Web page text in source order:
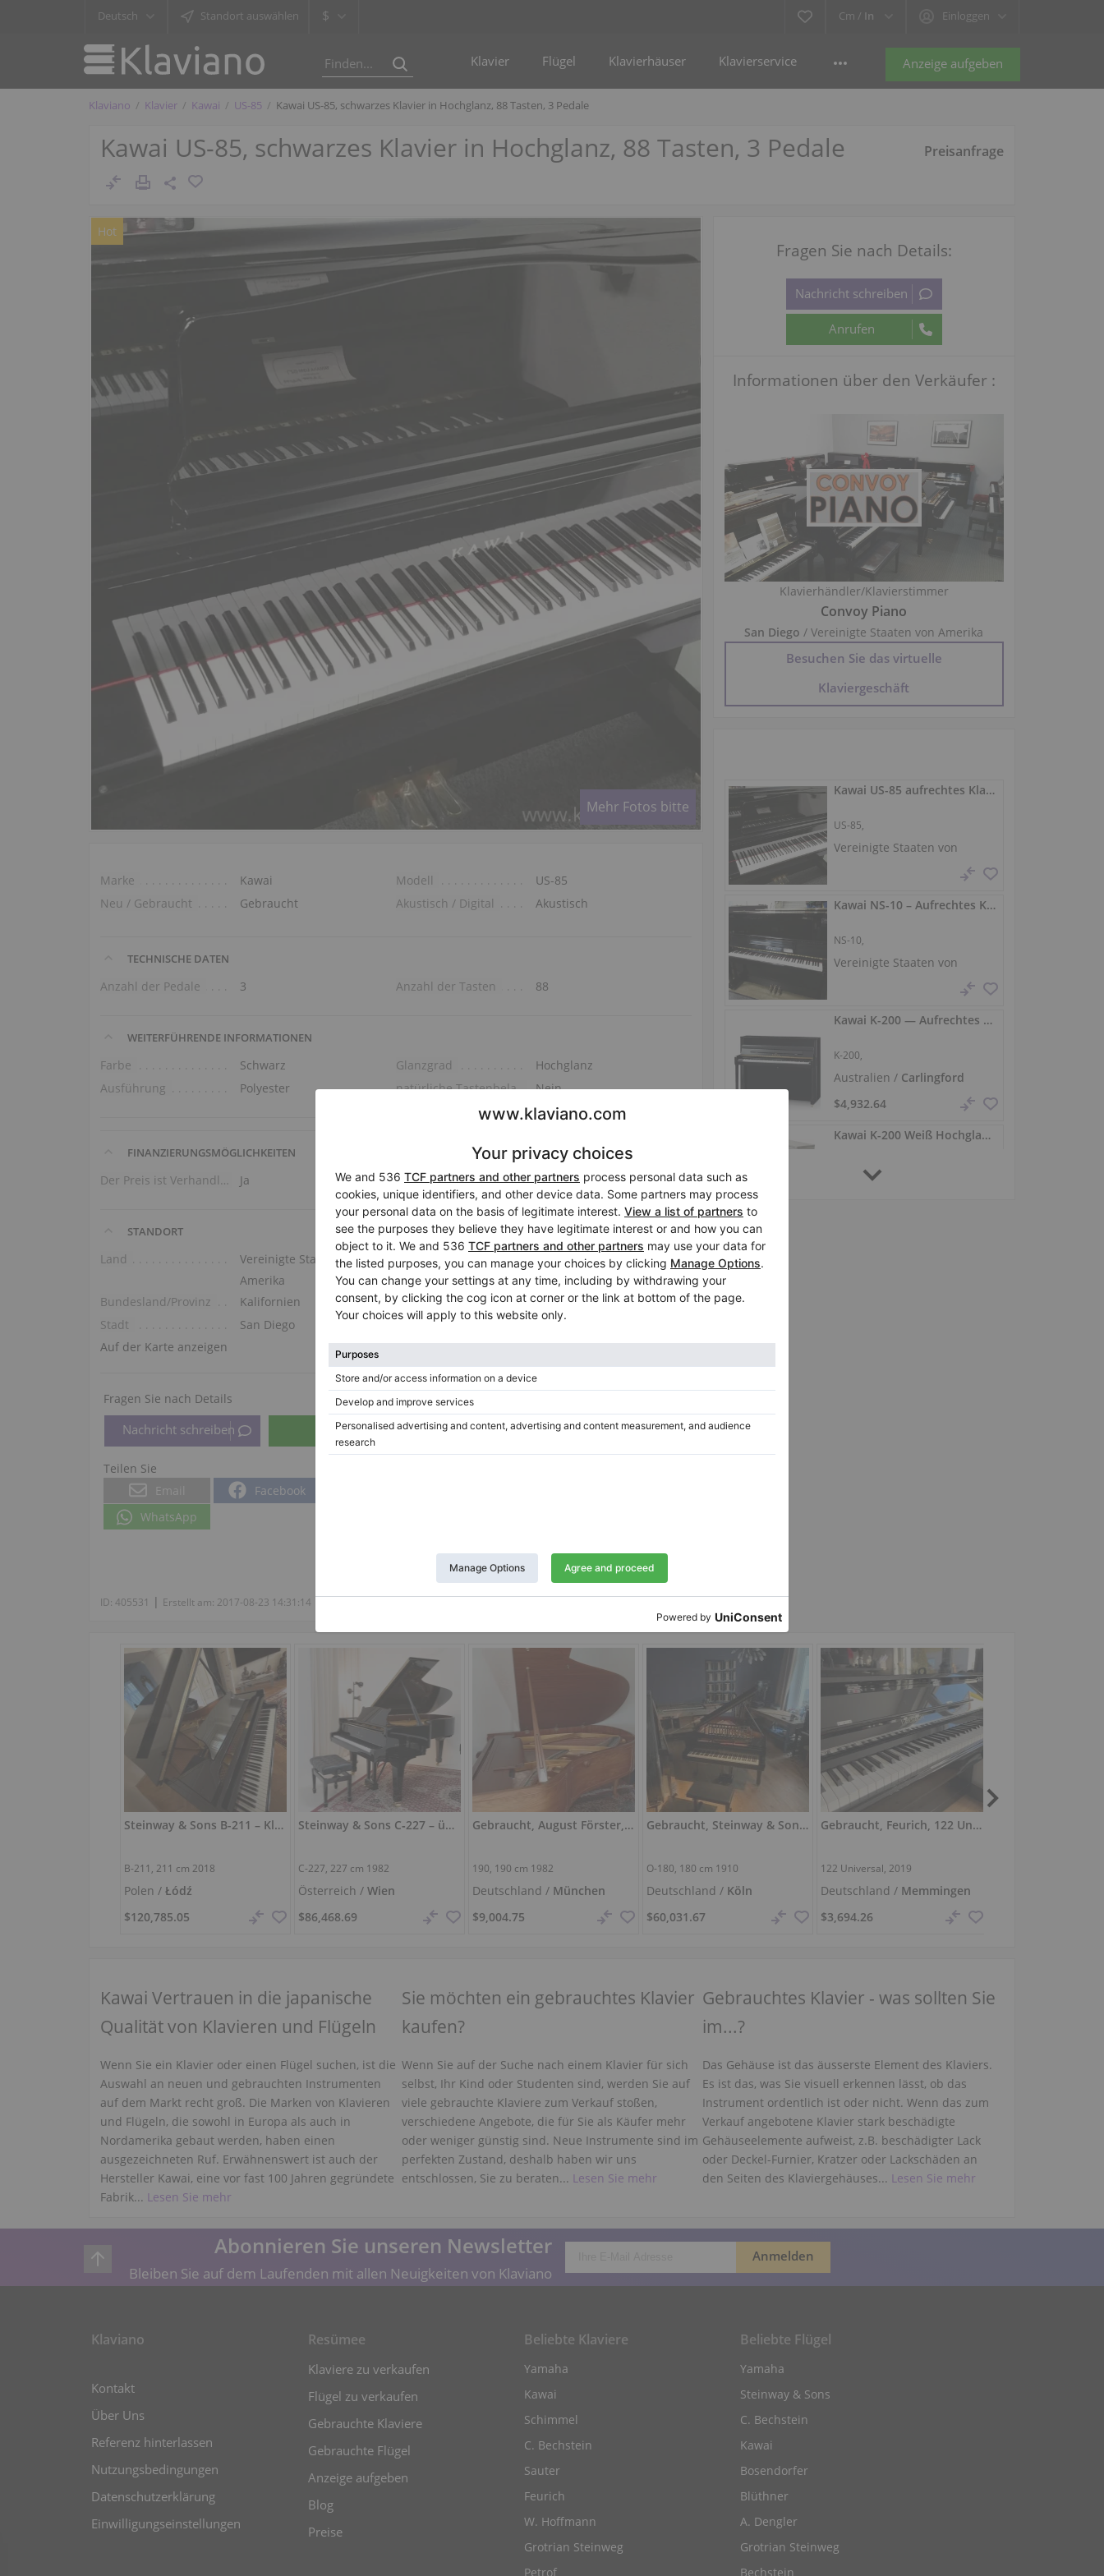
Deutsch Standort auswählen $ Cm / In Einloggen
Anzeige aufgeben
Klavier Flügel Klavierhäuser Klavierservice
Klaviano Klavier Kawai US-85 Kawai US-85, schwarzes Klavier in Hochglanz, 88 Tasten, 3 Pedale
Kawai US-85, schwarzes Klavier in Hochglanz, 88 Tasten, 3 Pedale Preisanfrage
Hot
Mehr Fotos bitte
Marke Kawai Modell
US-85
Neu / Gebraucht
Gebraucht Akustisch / Digital Akustisch
TECHNISCHE DATEN
Anzahl der Pedale 3 Anzahl der Tasten 88
WEITERFÜHRENDE INFORMATIONEN
Farbe Schwarz Glanzgrad
Hochglanz
Ausführung
Polyester natürliche Tastenbelag Nein
FINANZIERUNGSMÖGLICHKEITEN
Der Preis ist Verhandlungssache Ja Klavierstimmung im Preis Nein
STANDORT
Land
Vereinigte Staaten von
Amerika
Bundesland/Provinz
Kalifornien
Stadt
San Diego
Auf der Karte anzeigen
Fragen Sie nach Details
Teilen Sie
Email
Facebook
WhatsApp
Anzeige berichten
ID:405531 | Erstellt am: 2017-08-23 14:31:14 |
Fragen Sie nach Details:
Informationen über den Verkäufer :
Klavierhändler/Klavierstimmer
Convoy Piano
San Diego / Vereinigte Staaten von Amerika
Besuchen Sie das virtuelle
Klaviergeschäft
Kawai US-85 aufrechtes Klavier — Hochglanz-Schwarz, 88 Tasten, 3 Pedale
US-85,
Vereinigte Staaten von
Kawai NS-10 – Aufrechtes Klavier, schwarz hochglänzend, 88 Tasten
NS-10,
Vereinigte Staaten von
Kawai K-200 — Aufrechtes Klavier, 114 cm
K-200,
Australien / Carlingford
$4,932.64
Kawai K-200 Weiß Hochglanz — Millennium III & Soft‑Close
Steinway & Sons B-211 – Klavier 211 cm
B-211, 211 cm 2018
Polen /Łódź
$120,785.05
Steinway & Sons C‑227 – überholt, kraftvoller Konzertklang
C-227, 227 cm 1982
Österreich /Wien
$86,468.69
Gebraucht, August Förster, 190
190, 190 cm 1982
Deutschland / München
$9,004.75
Gebraucht, Steinway & Sons, O-180
O-180, 180 cm 1910
Deutschland / Köln
$60,031.67
Gebraucht, Feurich, 122 Universal
122 Universal, 2019
Deutschland / Memmingen
$3,694.26
Kawai Vertrauen in die japanische
Qualität von Klavieren und Flügeln
Wenn Sie ein Klavier oder einen Flügel suchen, ist die
Auswahl an neuen und gebrauchten Instrumenten
auf dem Markt recht groß. Die Marken von Klavieren
und Flügeln, die sowohl in Europa als auch in
Nordamerika gebaut werden, haben einen
ausgezeichneten Ruf. Erwähnenswert ist auch der
Hersteller Kawai, eine vor fast 100 Jahren gegründete
Fabrik... Lesen Sie mehr
Sie möchten ein gebrauchtes Klavier
kaufen?
Wenn Sie auf der Suche nach einem Klavier für sich
selbst, Ihr Kind oder Studenten sind, werden Sie auf
viele gebrauchte Klaviere zum Verkauf stoßen,
verschiedene Angebote, die für Sie als Käufer mehr
oder weniger günstig sind. Neue Instrumente sind im
perfekten Zustand, deshalb haben wir uns
entschlossen, Sie zu beraten... Lesen Sie mehr
Gebrauchtes Klavier - was sollten Sie
im...?
Das Gehäuse ist das äusserste Element des Klaviers.
Es ist das, was Sie visuell erkennen lässt, ob das
Instrument ordentlich ist oder nicht. Wenn das zum
Verkauf angebotene Klavier stark beschädigte
Gehäuseelemente aufweist, z.B. beschädigter Lack
oder Deckel-Furnier, Kratzer oder Lackschäden an
den Seiten des Klaviergehäuses... Lesen Sie mehr
Abonnieren Sie unseren Newsletter
Bleiben Sie auf dem Laufenden mit allen Neuigkeiten von Klaviano
Klaviano
Kontakt
Über Uns
Referenz hinterlassen
Nutzungsbedingungen
Datenschutzerklärung
Einwilligungseinstellungen
Resümee
Klaviere zu verkaufen
Flügel zu verkaufen
Gebrauchte Klaviere
Gebrauchte Flügel
Anzeige aufgeben
Blog
Preise
Beliebte Klaviere
Yamaha
Kawai
Schimmel
C. Bechstein
Sauter
Feurich
W. Hoffmann
Grotrian Steinweg
Petrof
Beliebte Flügel
Yamaha
Steinway & Sons
C. Bechstein
Kawai
Bosendorfer
Blüthner
A. Dengler
Grotrian Steinweg
Bechstein